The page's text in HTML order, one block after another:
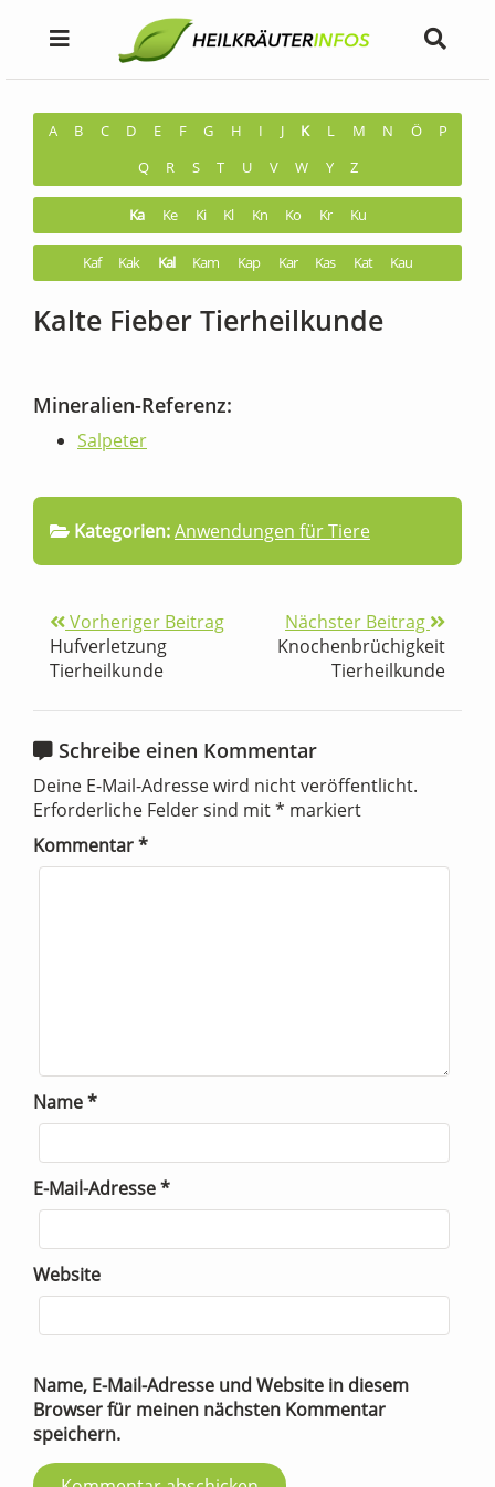
A B C D E F G H I J K L M N Ö
P
Q
R S T U V W Y Z
Ka Ke Ki Kl Kn Ko Kr Ku
Kaf Kak Kal Kam Kap Kar Kas Kat Kau
Kalte Fieber Tierheilkunde
Mineralien-Referenz:
Salpeter
Kategorien:Anwendungen für Tiere
Vorheriger Beitrag
Hufverletzung
Tierheilkunde
Nächster Beitrag
Knochenbrüchigkeit
Tierheilkunde
Schreibe einen Kommentar
Deine E-Mail-Adresse wird nicht veröffentlicht.
Erforderliche Felder sind mit* markiert
Kommentar*
Name*
E-Mail-Adresse*
Website
Name, E-Mail-Adresse und Website in diesem
Browser für meinen nächsten Kommentar
speichern.